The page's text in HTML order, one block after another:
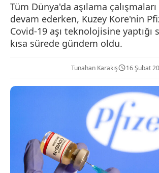
Tüm Dünya'da aşılama çalışmaları
devam ederken, Kuzey Kore'nin
Covid-19 aşı teknolojisine yaptığı
kısa sürede gündem oldu.
Tunahan Karakış 16 Şubat